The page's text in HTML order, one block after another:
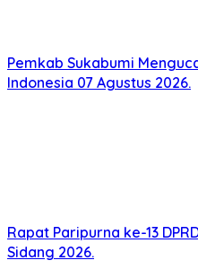
Pemkab Sukabumi
Indonesia 07 Agustus 2026.
Rapat Paripurna ke-13
Sidang 2026.